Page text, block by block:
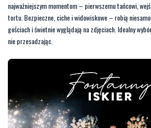
najważniejszym momentom – pierwszemu tańcowi,
tortu. Bezpieczne, ciche i widowiskowe – robią
gościach i świetnie wyglądają na zdjęciach. Idealny
nie przesadzając.